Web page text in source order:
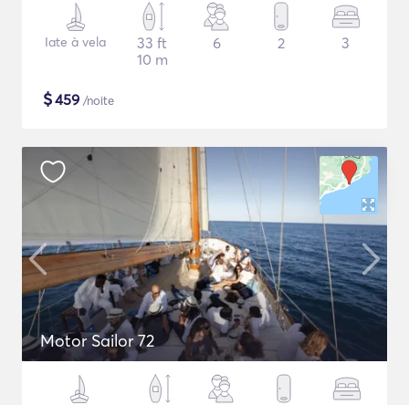
Iate à vela
33 ft
10 m
6 2 3
$459 /noite
Motor Sailor 72